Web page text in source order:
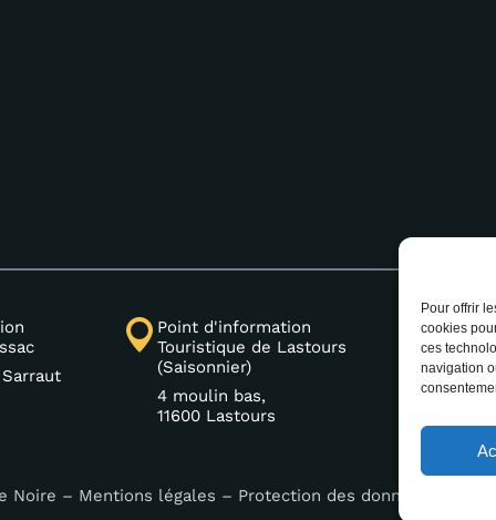
Pour offrir
cookies
ces
navigation
Point d'information
Touristique de Lastours
(Saisonnier)
4 moulin bas,
11600 Lastours
+33
Noire – Mentions légales – Protection des données